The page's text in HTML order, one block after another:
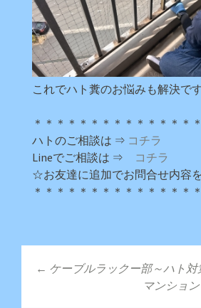
これでハト糞のお悩みも解決で
＊＊＊＊＊＊＊＊＊＊＊＊＊＊
ハトのご相談は ⇒ コチラ
Lineでご相談は ⇒ コチラ
☆お友達に追加でお問合せ内容
＊＊＊＊＊＊＊＊＊＊＊＊＊＊
投稿ナビ
← ケーブルラックー部～ハト対
マンショ